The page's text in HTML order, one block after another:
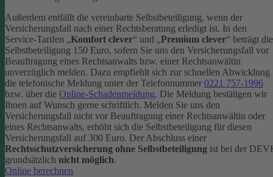
Außerdem entfällt die vereinbarte Selbstbeteiligung, wenn der
Versicherungsfall nach einer Rechtsberatung erledigt ist. In den
Service-Tarifen „Komfort clever“ und „Premium clever“ beträgt die
Selbstbeteiligung 150 Euro, sofern Sie uns den Versicherungsfall vor
Beauftragung eines Rechtsanwalts bzw. einer Rechtsanwältin
unverzüglich melden. Dazu empfiehlt sich zur schnellen Abwicklung
die telefonische Meldung unter der Telefonnummer 0221 757-1996
bzw. über die Online-Schadenmeldung. Die Meldung bestätigen wir
Ihnen auf Wunsch gerne schriftlich. Melden Sie uns den
Versicherungsfall nicht vor Beauftragung einer Rechtsanwältin oder
eines Rechtsanwalts, erhöht sich die Selbstbeteiligung für diesen
Versicherungsfall auf 300 Euro. Der Abschluss einer
Rechtsschutzversicherung ohne Selbstbeteiligung ist bei der
grundsätzlich nicht möglich.
Online berechnen